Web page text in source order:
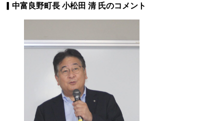
▎中富良野町長 小松田 清 氏のコメント